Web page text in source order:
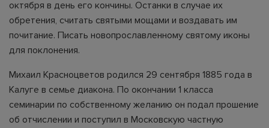
октября в день его кончины. Останки в случае их
обретения, считать святыми мощами и воздавать им
почитание. Писать новопрославленному святому иконы
для поклонения.
Михаил Красноцветов родился 29 сентября 1885 года в
Калуге в семье диакона. По окончании 1 класса
семинарии по собственному желанию он подал прошение
об отчислении и поступил в Московскую частную